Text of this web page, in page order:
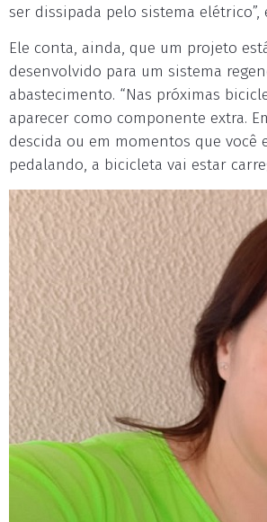
ser dissipada pelo sistema elétrico”,
Ele conta, ainda, que um projeto
desenvolvido para um sistema
abastecimento. “Nas próximas
aparecer como componente extra.
descida ou em momentos que você
pedalando, a bicicleta vai estar